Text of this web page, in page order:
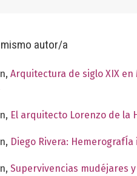
autor/a
Arquitectura de siglo XIX
El arquitecto Lorenzo de la
Diego Rivera:
Supervivencias mudéjares